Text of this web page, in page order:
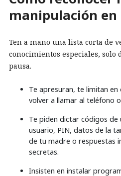
manipulación
Ten a mano una lista corta de
conocimientos especiales, solo
pausa.
Te apresuran, te limitan
volver a llamar al teléfono
Te piden dictar códigos de
usuario, PIN, datos de la
de tu madre o respuestas
secretas.
Insisten en instalar